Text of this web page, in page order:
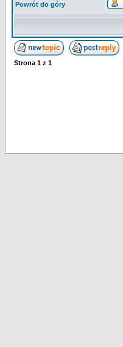
Powrót do góry
Strona 1 z 1